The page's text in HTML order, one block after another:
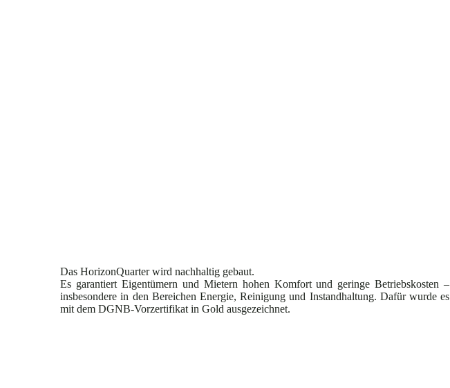
Das HorizonQuarter wird nachhaltig gebaut.
Es garantiert Eigentümern und Mietern hohen Komfort und geringe Betriebskosten –
insbesondere in den Bereichen Energie, Reinigung und Instandhaltung. Dafür wurde es
mit dem DGNB-Vorzertifikat in Gold ausgezeichnet.